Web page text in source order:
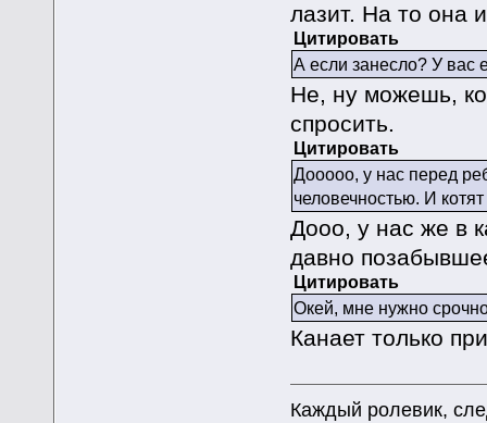
лазит. На то она
Цитировать
А если занесло? У вас
Не, ну можешь,
спросить.
Цитировать
Дооооо, у нас перед
человечностью. И
Дооо, у нас же в
давно
Цитировать
Окей, мне нужно
Канает только
Каждый ролевик,